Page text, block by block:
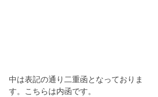
中は表記の通り二重函となっておりま
す。こちらは内函です。